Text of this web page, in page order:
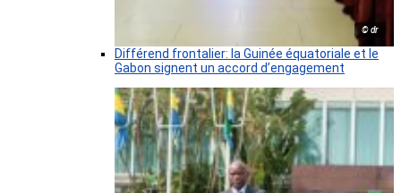
© dr
Différend frontalier: la Guinée équatoriale et le
Gabon signent un accord d’engagement